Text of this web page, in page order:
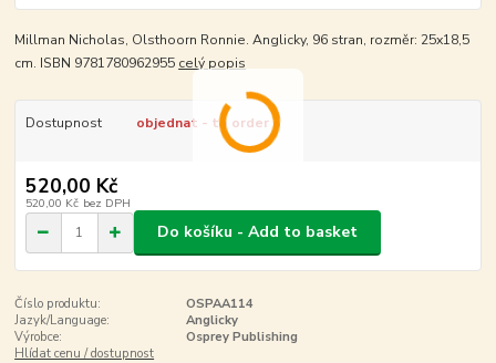
Millman Nicholas, Olsthoorn Ronnie. Anglicky, 96 stran, rozměr: 25x18,5
cm. ISBN 9781780962955 celý popis
Dostupnost objednat - to order
520,00 Kč
520,00 Kč bez DPH
Do košíku - Add to basket
Číslo produktu:
OSPAA114
Jazyk/Language:
Anglicky
Výrobce:
Osprey Publishing
Hlídat cenu / dostupnost